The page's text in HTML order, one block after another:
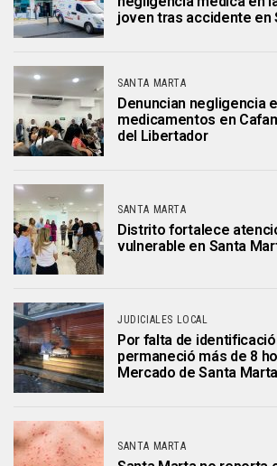
joven tras accidente en
SANTA MARTA
Denuncian negligencia
medicamentos en
del Libertador
SANTA MARTA
Distrito fortalece
vulnerable en Santa
JUDICIALES LOCAL
Por falta de
permaneció más de 8
Mercado de Santa Marta
SANTA MARTA